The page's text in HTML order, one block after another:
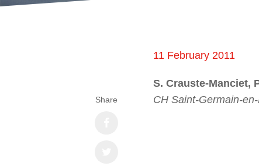
11 February 2011
S. Crauste-Manciet,
CH Saint-Germain-
Share